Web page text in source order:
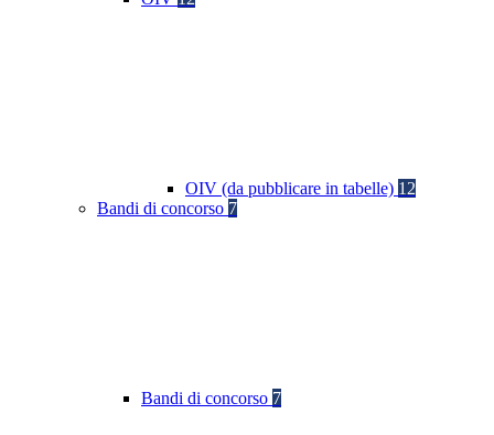
OIV (da pubblicare in tabelle) 12
Bandi di concorso 7
Bandi di concorso 7